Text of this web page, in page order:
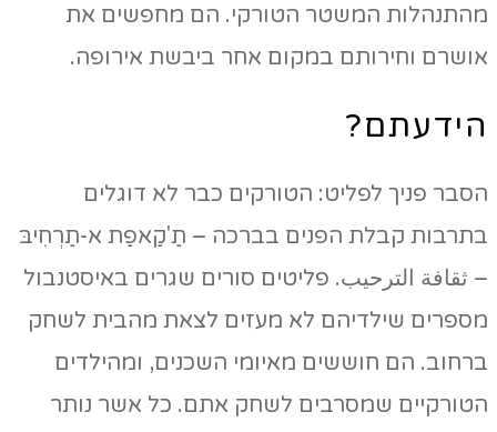
מהתנהלות המשטר הטורקי. הם מחפשים את
אושרם וחירותם במקום אחר ביבשת אירופה.
הידעתם?
הסבר פניך לפליט: הטורקים כבר לא דוגלים
בתרבות קבלת הפנים בברכה – תַ'קַאפַת א-תַרְחִיבּ
– ثقافة الترحيب. פליטים סורים שגרים באיסטנבול
מספרים שילדיהם לא מעזים לצאת מהבית לשחק
ברחוב. הם חוששים מאיומי השכנים, ומהילדים
הטורקיים שמסרבים לשחק אתם. כל אשר נותר